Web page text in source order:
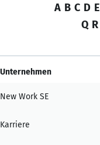
A B C D E
Q R
Unternehmen
New Work SE
Karriere